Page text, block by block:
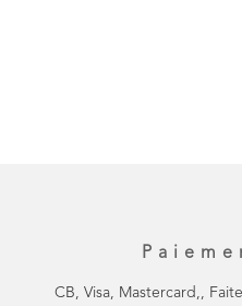
CB, Visa, Mastercard,,